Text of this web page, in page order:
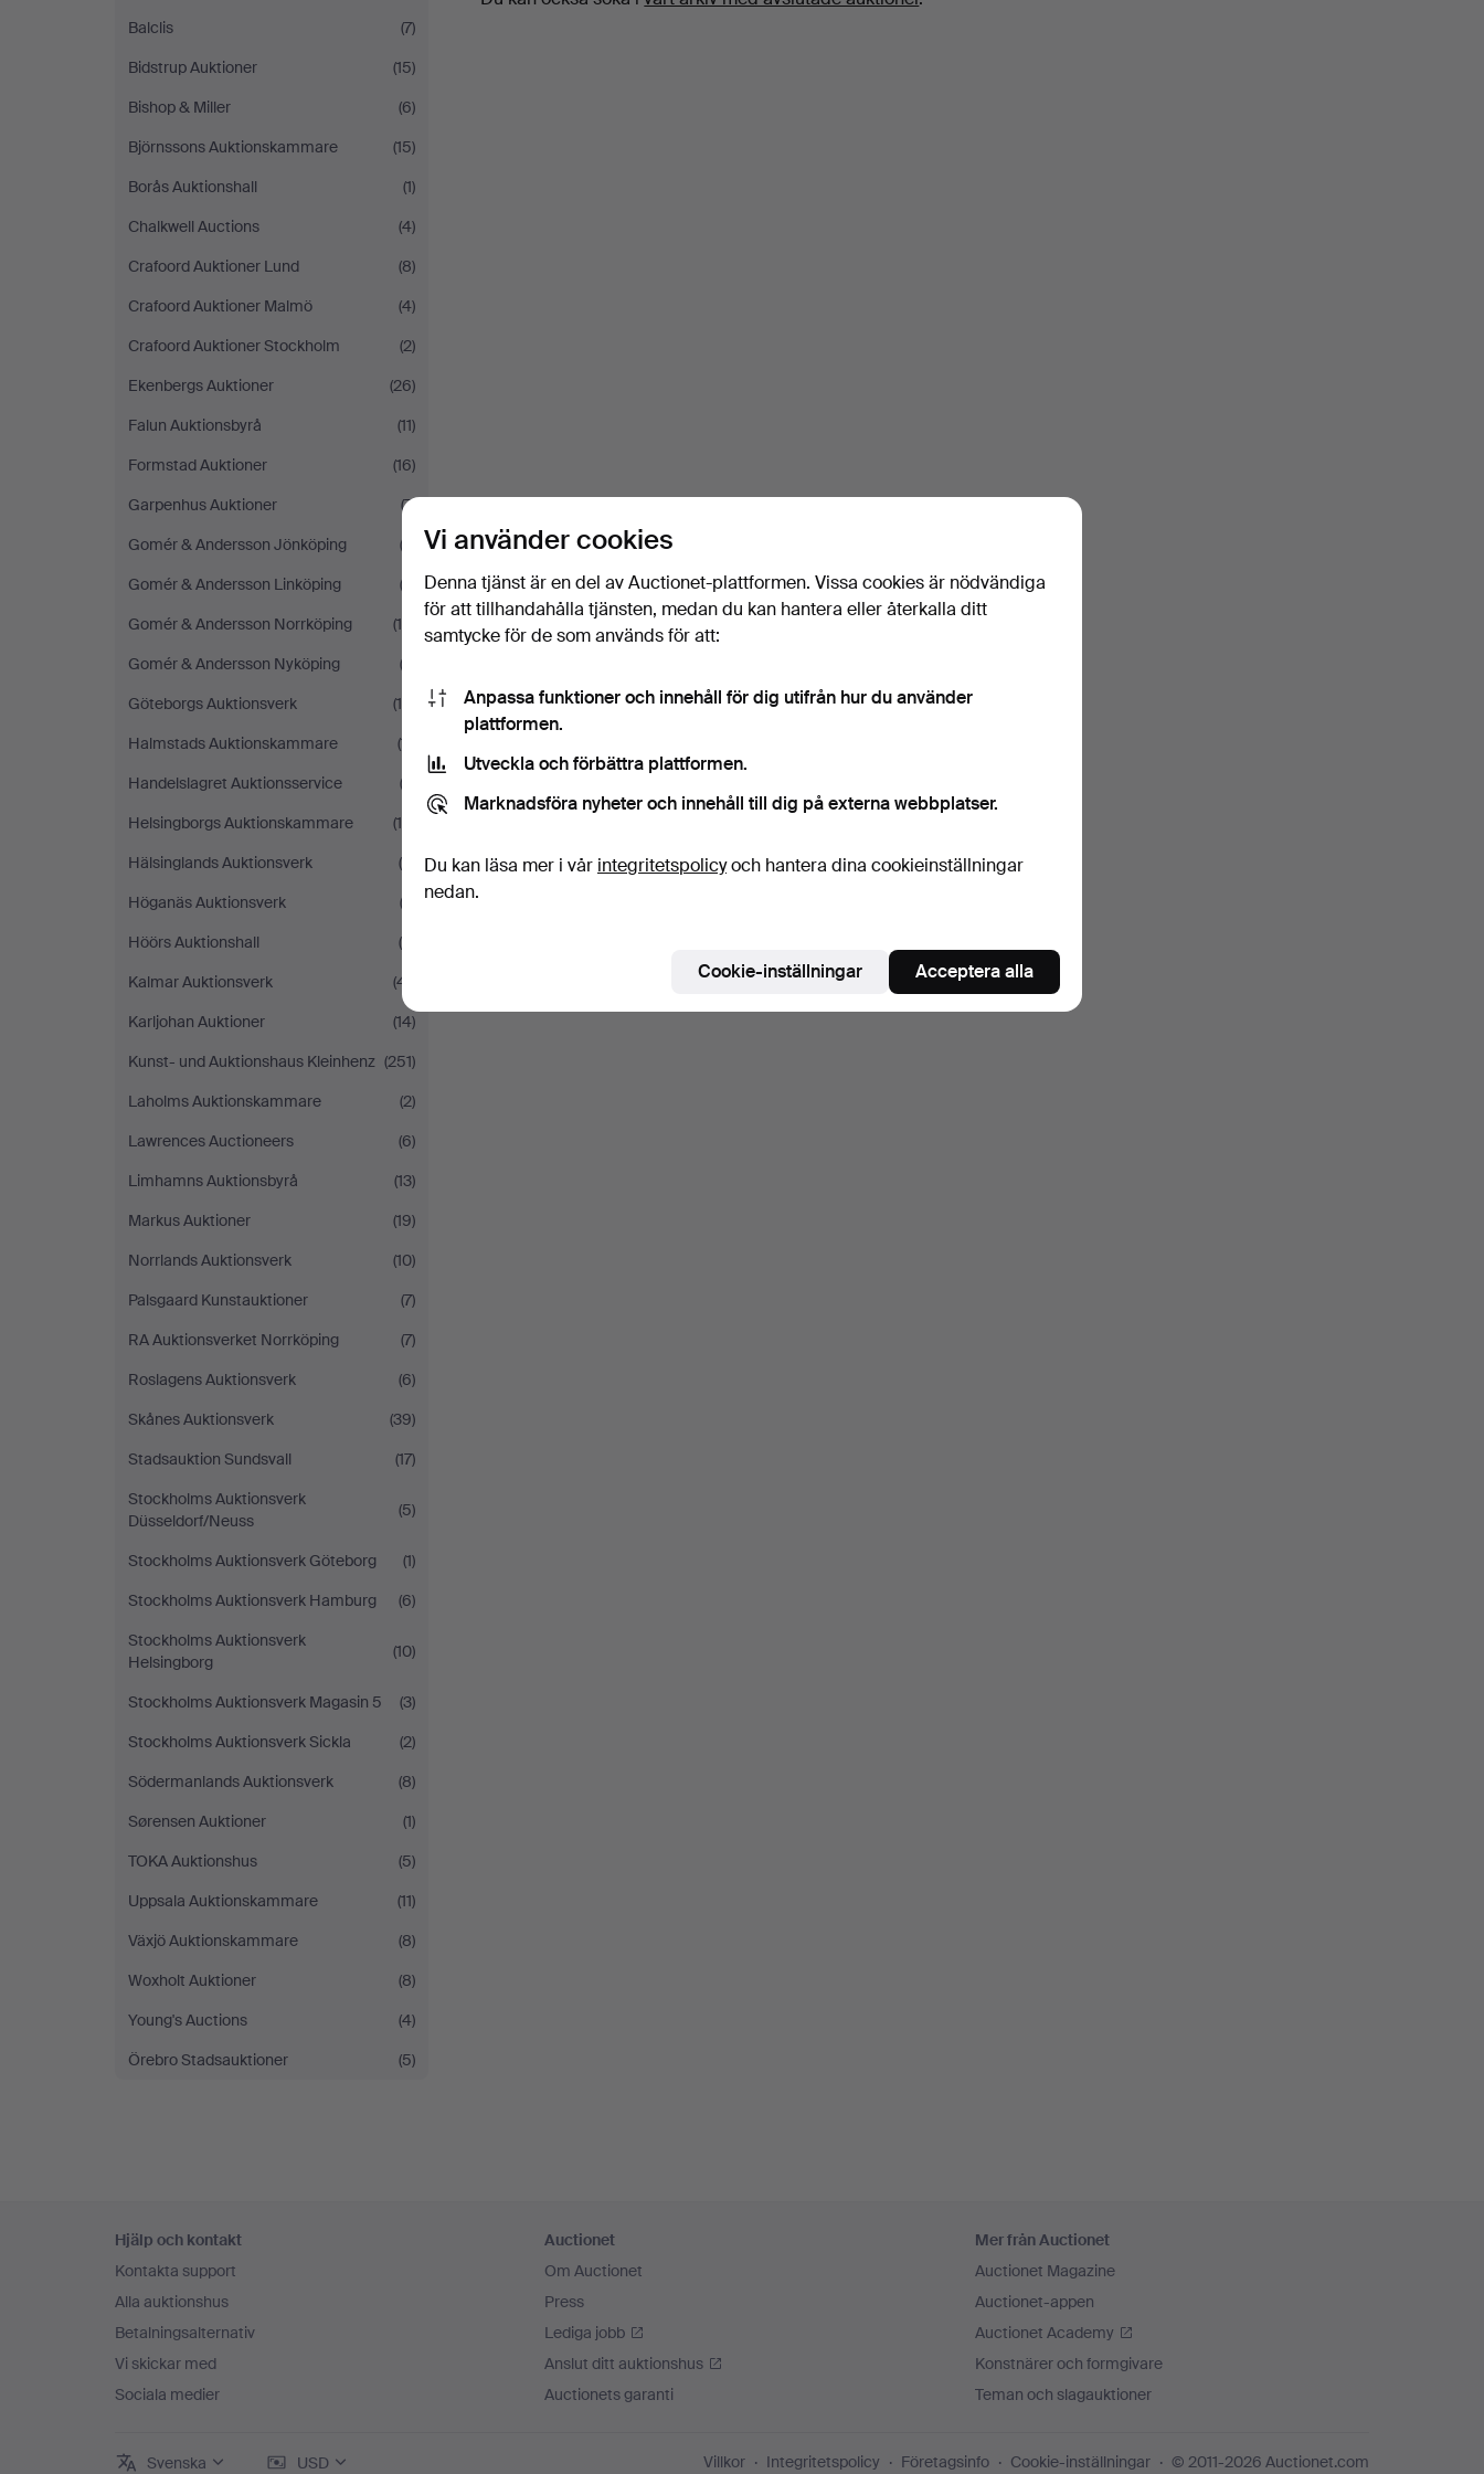
Balclis
(7)
Bidstrup Auktioner
(15)
Bishop & Miller
(6)
Björnssons Auktionskammare
(15)
Borås Auktionshall
(1)
Chalkwell Auctions
(4)
Crafoord Auktioner Lund
(8)
Crafoord Auktioner Malmö
(4)
Crafoord Auktioner Stockholm
(2)
Ekenbergs Auktioner
(26)
Falun Auktionsbyrå
(11)
Formstad Auktioner
(16)
Garpenhus Auktioner
(7)
Gomér & Andersson Jönköping
(3)
Gomér & Andersson Linköping
(2)
Gomér & Andersson Norrköping
(10)
Gomér & Andersson Nyköping
(2)
Göteborgs Auktionsverk
(10)
Halmstads Auktionskammare
(11)
Handelslagret Auktionsservice
(3)
Helsingborgs Auktionskammare
(18)
Hälsinglands Auktionsverk
(4)
Höganäs Auktionsverk
(2)
Höörs Auktionshall
(5)
Kalmar Auktionsverk
(41)
Karljohan Auktioner
(14)
Kunst- und Auktionshaus Kleinhenz (251)
Laholms Auktionskammare
(2)
Lawrences Auctioneers
(6)
Limhamns Auktionsbyrå
(13)
Markus Auktioner
(19)
Norrlands Auktionsverk
(10)
Palsgaard Kunstauktioner
(7)
RA Auktionsverket Norrköping
(7)
Roslagens Auktionsverk
(6)
Skånes Auktionsverk
(39)
Stadsauktion Sundsvall
(17)
Stockholms Auktionsverk
Düsseldorf/Neuss
(5)
Stockholms Auktionsverk Göteborg
(1)
Stockholms Auktionsverk Hamburg
(6)
Stockholms Auktionsverk
Helsingborg
(10)
Stockholms Auktionsverk Magasin 5
(3)
Stockholms Auktionsverk Sickla
(2)
Södermanlands Auktionsverk
(8)
Sørensen Auktioner
(1)
TOKA Auktionshus
(5)
Uppsala Auktionskammare
(11)
Växjö Auktionskammare
(8)
Woxholt Auktioner
(8)
Young's Auctions
(4)
Örebro Stadsauktioner
(5)
Hjälp och kontakt
Kontakta support
Alla auktionshus
Betalningsalternativ
Vi skickar med
Sociala medier
Auctionet
Om Auctionet
Press
Lediga jobb
Anslut ditt auktionshus
Auctionets garanti
Mer från Auctionet
Auctionet Magazine
Auctionet-appen
Auctionet Academy
Konstnärer och formgivare
Teman och slagauktioner
Svenska USD Villkor Integritetspolicy Företagsinfo Cookie-inställningar © 2011-2026 Auctionet.com
Vi använder cookies
Denna tjänst är en del av Auctionet-plattformen. Vissa cookies är nödvändiga
för att tillhandahålla tjänsten, medan du kan hantera eller återkalla ditt
samtycke för de som används för att:
Anpassa funktioner och innehåll för dig utifrån hur du använder
plattformen.
Utveckla och förbättra plattformen.
Marknadsföra nyheter och innehåll till dig på externa webbplatser.
Du kan läsa mer i vår integritetspolicyoch hantera dina cookieinställningar
nedan.
Cookie-inställningar Acceptera alla